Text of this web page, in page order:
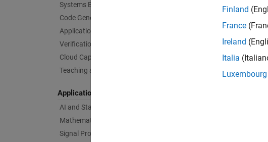
Systems Engineering
Code Generation
Application Deployment
Verification, Validation, and Test
Cloud Capabilities
Teaching and Learning
Applications
AI and Statistics
Mathematics and Optimization
Signal Processing
Finland
France
Ireland
Italia
Luxembourg